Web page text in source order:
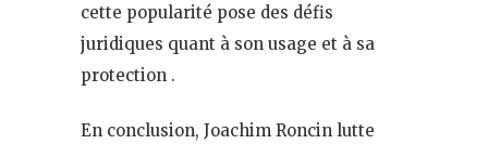
cette popularité pose des défis
juridiques quant à son usage et à sa
protection .
En conclusion, Joachim Roncin lutte